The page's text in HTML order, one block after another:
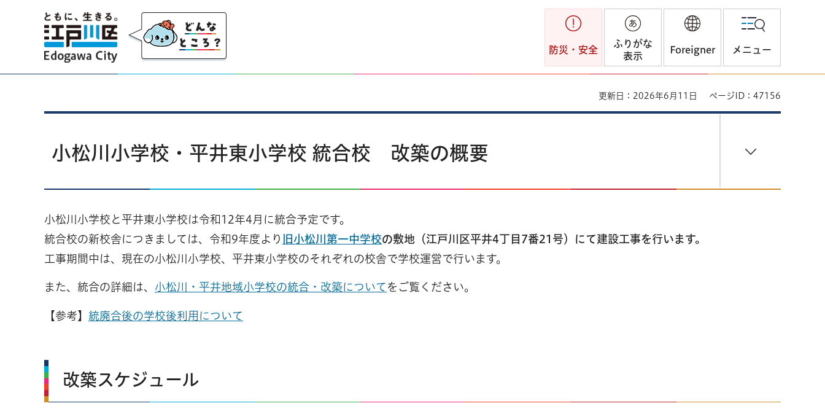
江戸川区
防災・安全
ふりがな
表示
Foreigner メニュー
更新日：2026年6月11日 ページID：47156
小松川小学校・平井東小学校 統合校 改築の概要
小松川小学校と平井東小学校は令和12年4月に統合予定です。
統合校の新校舎につきましては、令和9年度より
旧小松川第一中学校の敷地（江戸川区平井4丁目7番21号）にて建設工事を行います。
工事期間中は、現在の小松川小学校、平井東小学校のそれぞれの校舎で学校運営で行います。
また、統合の詳細は、 小松川・平井地域小学校の統合・改築について をご覧ください。
【参考】 統廃合後の学校後利用について
改築スケジュール